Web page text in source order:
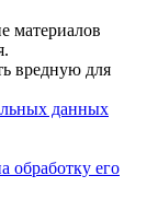
материалов
вредную для
данных
обработку его